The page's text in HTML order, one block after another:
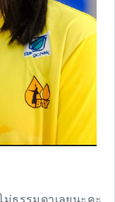
ธรรมดาเลยนะคะ